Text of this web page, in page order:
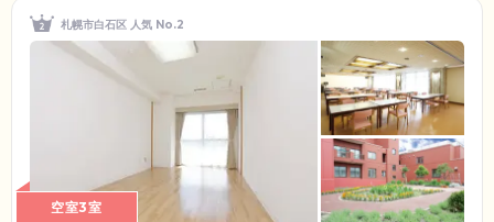
札幌市白石区 人気 No.2
空室3室